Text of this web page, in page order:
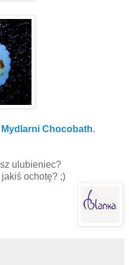
Mydlarni Chocobath.
ulubieniec?
ochotę? ;)